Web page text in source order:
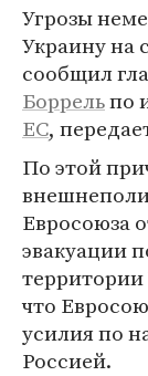
Угрозы
Украину на
сообщил
Боррельпо
ЕС,
По этой
Евросоюза
эвакуации
что
усилия по
Россией.